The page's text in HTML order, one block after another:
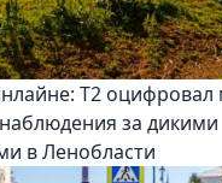
Т2 оцифровал
за дикими
в Ленобласти